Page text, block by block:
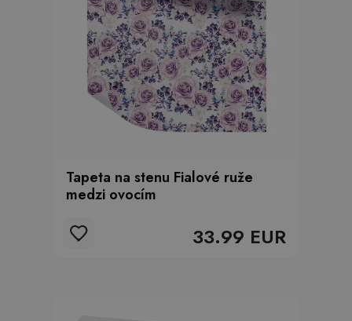
Tapeta na stenu Fialové ruže
medzi ovocím
33.99 EUR